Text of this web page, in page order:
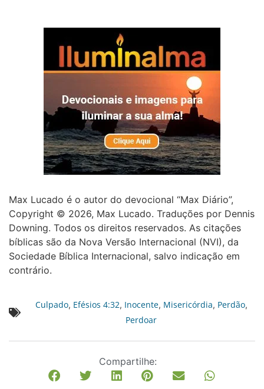
Max Lucado é o autor do devocional “Max Diário”,
Copyright © 2026, Max Lucado. Traduções por Dennis
Downing. Todos os direitos reservados. As citações
bíblicas são da Nova Versão Internacional (NVI), da
Sociedade Bíblica Internacional, salvo indicação em
contrário.
Culpado, Efésios 4:32, Inocente, Misericórdia, Perdão,
Perdoar
Compartilhe: